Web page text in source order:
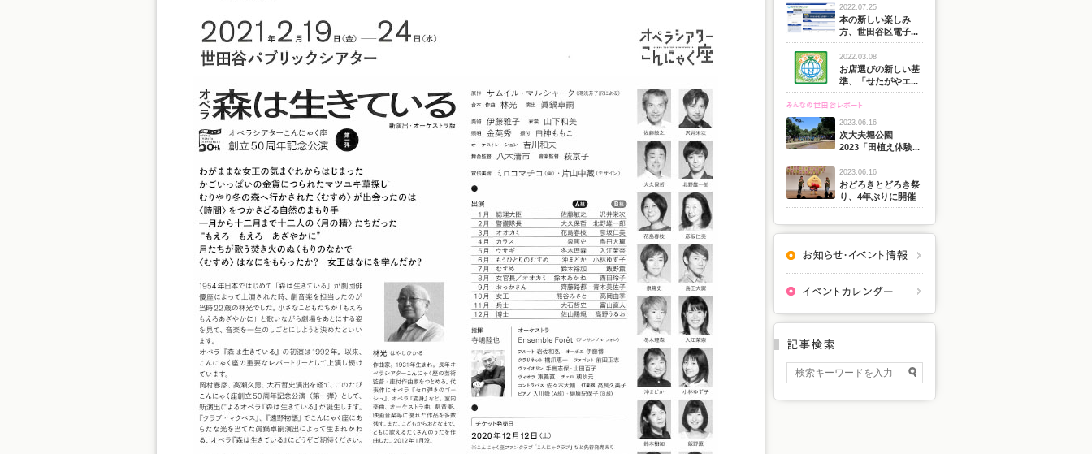
2022.07.25
本の新しい楽しみ
方、世田谷区電子...
2022.03.08
お店選びの新しい基
準、「せたがやエ...
2023.06.16
次大夫堀公園
2023「田植え体験...
2023.06.16
おどろきとどろき祭
り、4年ぶりに開催